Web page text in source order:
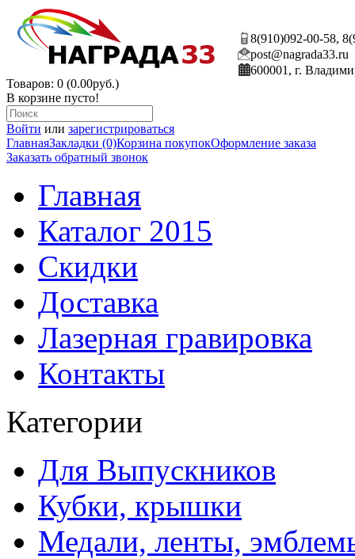
8(910)092-00-58,
post@nagrada33.ru
600001, г.
Товаров: 0 (0.00руб.)
В корзине пусто!
Войти или зарегистрироваться
ГлавнаяЗакладки (0)Корзина покупокОформление заказа
Заказать обратный звонок
Главная
Каталог 2015
Скидки
Доставка
Лазерная гравировка
Контакты
Категории
Для Выпускников
Кубки, крышки
Медали, ленты,